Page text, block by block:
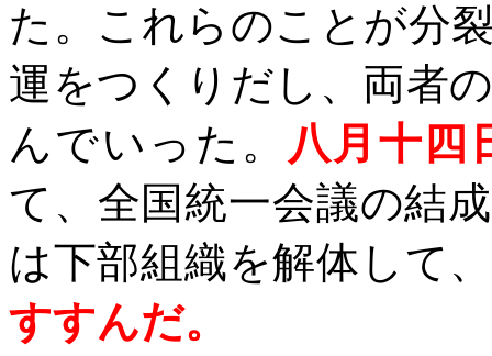
た。これらのことが分
運をつくりだし、両者
んでいった。 八月十四
て、全国統一会議の結
は下部組織を解体して
すすんだ。